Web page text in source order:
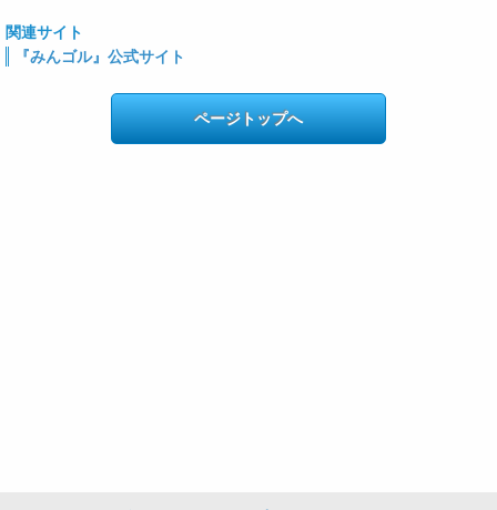
関連サイト
『みんゴル』公式サイト
ページトップへ